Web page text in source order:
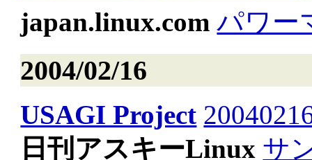
japan.linux.com パワー
2004/02/16
USAGI Project
日刊アスキーLinux サ